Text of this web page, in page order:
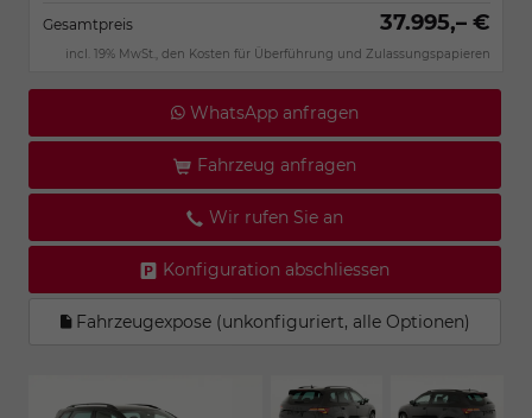
Gesamtpreis 37.995,– €
incl. 19% MwSt., den Kosten für Überführung und Zulassungspapieren
WhatsApp anfragen
Fahrzeug anfragen
Wir rufen Sie an
Konfiguration abschliessen
Fahrzeugexpose (unkonfiguriert, alle Optionen)